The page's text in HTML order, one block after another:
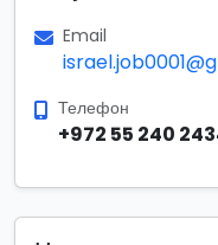
Email
Телефон
+972 55 240